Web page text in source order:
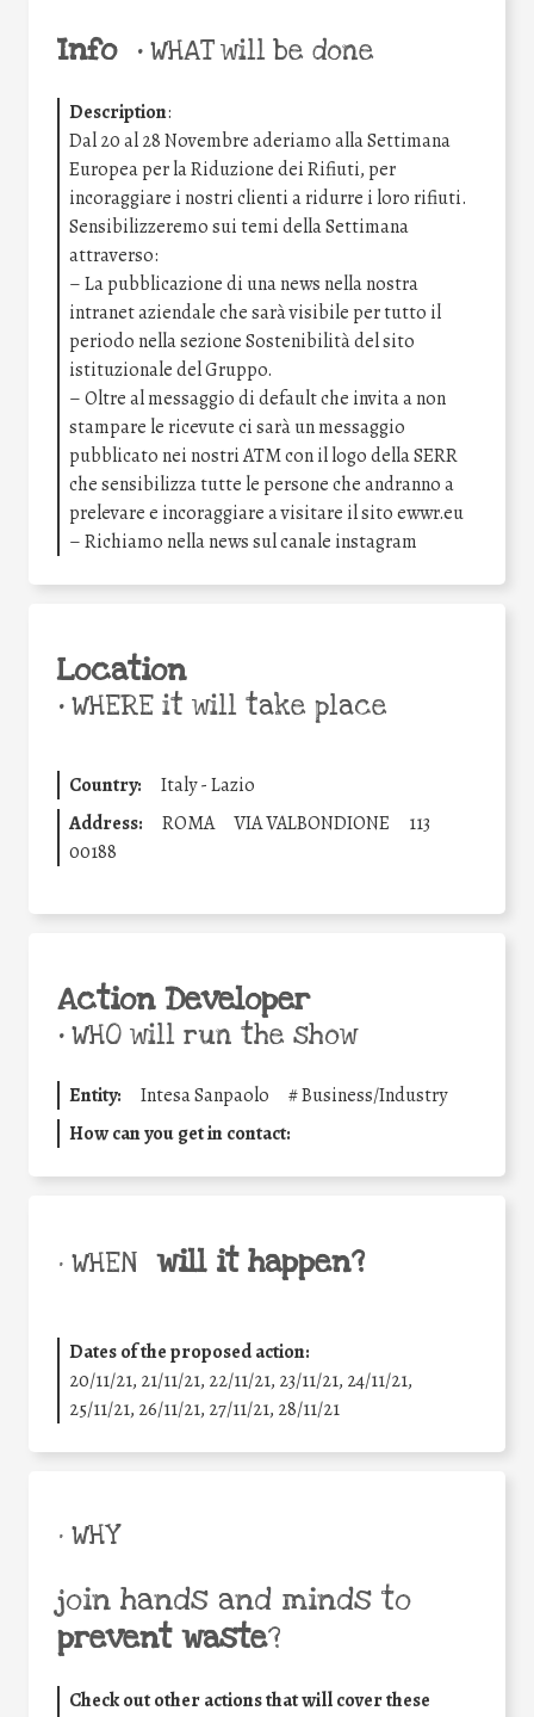
Info •WHAT will be done
Description:
Dal 20 al 28 Novembre aderiamo alla Settimana
Europea per la Riduzione dei Rifiuti, per
incoraggiare i nostri clienti a ridurre i loro rifiuti.
Sensibilizzeremo sui temi della Settimana
attraverso:
– La pubblicazione di una news nella nostra
intranet aziendale che sarà visibile per tutto il
periodo nella sezione Sostenibilità del sito
istituzionale del Gruppo.
– Oltre al messaggio di default che invita a non
stampare le ricevute ci sarà un messaggio
pubblicato nei nostri ATM con il logo della SERR
che sensibilizza tutte le persone che andranno a
prelevare e incoraggiare a visitare il sito ewwr.eu
– Richiamo nella news sul canale instagram
Location
•WHERE it will take place
Country:
Italy - Lazio
Address:
ROMA VIA VALBONDIONE
113
00188
Action Developer
•WHO will run the show
Entity: Intesa Sanpaolo #Business/Industry
How can you get in contact:
• WHEN will it happen?
Dates of the proposed action:
20/11/21, 21/11/21, 22/11/21, 23/11/21, 24/11/21,
25/11/21, 26/11/21, 27/11/21, 28/11/21
• WHY
join hands and minds to
prevent waste?
Check out other actions that will cover these